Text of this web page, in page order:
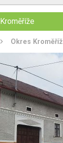
Okres Kroměříž